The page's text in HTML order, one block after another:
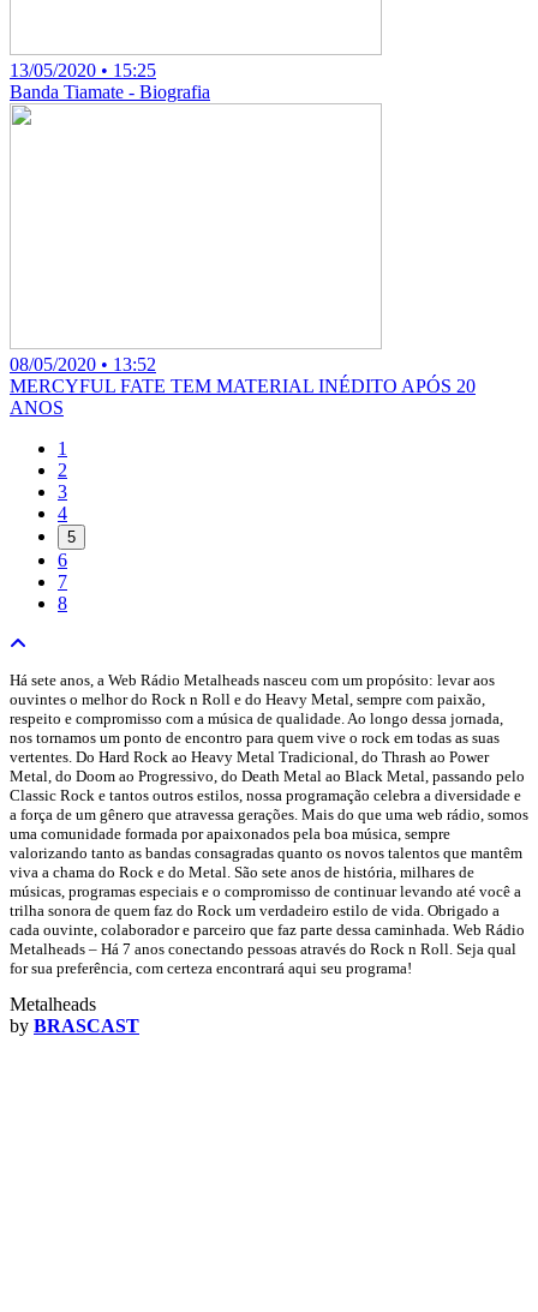
13/05/2020 • 15:25
Banda Tiamate - Biografia
08/05/2020 • 13:52
MERCYFUL FATE TEM MATERIAL INÉDITO APÓS 20
ANOS
1
2
3
4
5
6
7
8
Há sete anos, a Web Rádio Metalheads nasceu com um propósito: levar aos
ouvintes o melhor do Rock n Roll e do Heavy Metal, sempre com paixão,
respeito e compromisso com a música de qualidade. Ao longo dessa jornada,
nos tornamos um ponto de encontro para quem vive o rock em todas as suas
vertentes. Do Hard Rock ao Heavy Metal Tradicional, do Thrash ao Power
Metal, do Doom ao Progressivo, do Death Metal ao Black Metal, passando pelo
Classic Rock e tantos outros estilos, nossa programação celebra a diversidade e
a força de um gênero que atravessa gerações. Mais do que uma web rádio, somos
uma comunidade formada por apaixonados pela boa música, sempre
valorizando tanto as bandas consagradas quanto os novos talentos que mantêm
viva a chama do Rock e do Metal. São sete anos de história, milhares de
músicas, programas especiais e o compromisso de continuar levando até você a
trilha sonora de quem faz do Rock um verdadeiro estilo de vida. Obrigado a
cada ouvinte, colaborador e parceiro que faz parte dessa caminhada. Web Rádio
Metalheads – Há 7 anos conectando pessoas através do Rock n Roll. Seja qual
for sua preferência, com certeza encontrará aqui seu programa!
Metalheads
by BRASCAST